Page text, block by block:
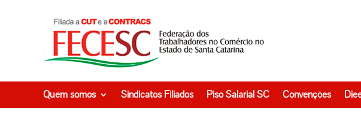
Quem somos Sindicatos Filiados Piso Salarial SC Convenções